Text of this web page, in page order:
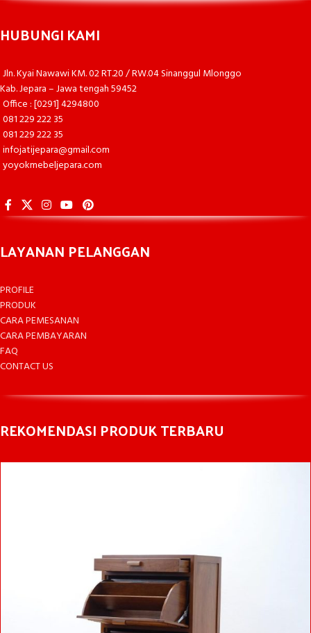
HUBUNGI KAMI
Jln. Kyai Nawawi KM. 02 RT.20 / RW.04 Sinanggul Mlonggo
Kab. Jepara – Jawa tengah 59452
Office : [0291] 4294800
081 229 222 35
081 229 222 35
infojatijepara@gmail.com
yoyokmebeljepara.com
LAYANAN PELANGGAN
PROFILE
PRODUK
CARA PEMESANAN
CARA PEMBAYARAN
FAQ
CONTACT US
REKOMENDASI PRODUK TERBARU